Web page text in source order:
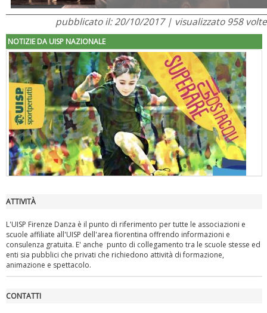
pubblicato il: 20/10/2017 | visualizzato 958 volte
NOTIZIE DA UISP NAZIONALE
"Superare gli ostacoli": la relazione di Tiziano Pesce al CN Uisp
ATTIVITÀ
L'UISP Firenze Danza è il punto di riferimento per tutte le associazioni e
scuole affiliate all'UISP dell'area fiorentina offrendo informazioni e
consulenza gratuita. E' anche punto di collegamento tra le scuole stesse ed
enti sia pubblici che privati che richiedono attività di formazione,
animazione e spettacolo.
CONTATTI